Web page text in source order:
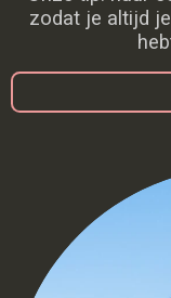
zodat je altijd